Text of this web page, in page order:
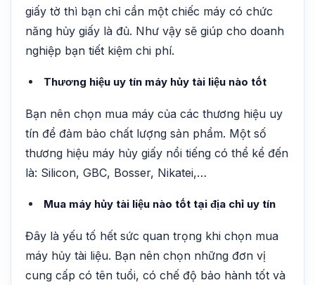
giấy tờ thì bạn chỉ cần một chiếc máy có chức
năng hủy giấy là đủ. Như vậy sẽ giúp cho doanh
nghiệp bạn tiết kiệm chi phí.
Thương hiệu uy tín máy hủy tài liệu nào tốt
Bạn nên chọn mua máy của các thương hiệu uy
tín để đảm bảo chất lượng sản phẩm. Một số
thương hiệu máy hủy giấy nổi tiếng có thể kể đến
là: Silicon, GBC, Bosser, Nikatei,…
Mua máy hủy tài liệu nào tốt tại địa chỉ uy tín
Đây là yếu tố hết sức quan trọng khi chọn mua
máy hủy tài liệu. Bạn nên chọn những đơn vị
cung cấp có tên tuổi, có chế độ bảo hành tốt và